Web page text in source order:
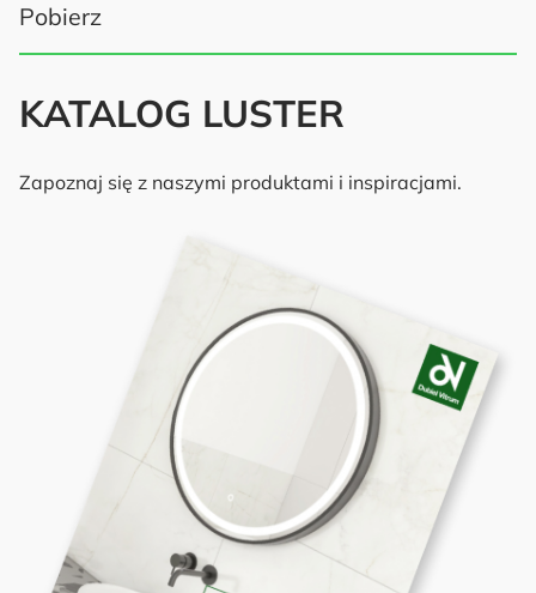
Pobierz
KATALOG LUSTER
Zapoznaj się z naszymi produktami i inspiracjami.